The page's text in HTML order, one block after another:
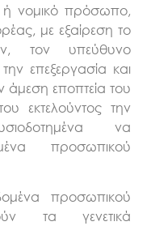
ή νομικό πρόσωπο,
με εξαίρεση το
τον υπεύθυνο
επεξεργασία και
εποπτεία του
εκτελούντος την
να
προσωπικού
προσωπικού
τα γενετικά